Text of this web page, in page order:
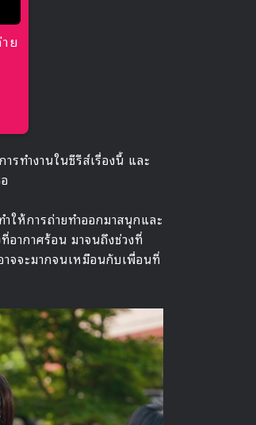
ย
รทำงานในซีรีส์เรื่องนี้ และ
ำให้การถ่ายทำออกมาสนุกและ
อากาศร้อน มาจนถึงช่วงที่
จจะมากจนเหมือนกับเพื่อนที่